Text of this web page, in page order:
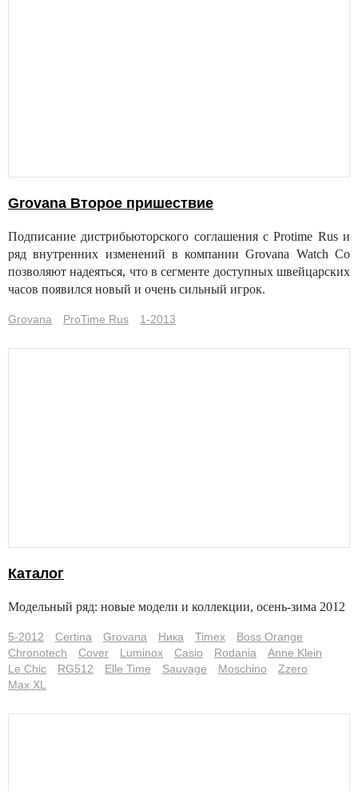
Grovana Второе пришествие
Подписание дистрибьюторского соглашения с Protime Rus и
ряд внутренних изменений в компании Grovana Watch Co
позволяют надеяться, что в сегменте доступных швейцарских
часов появился новый и очень сильный игрок.
Grovana ProTime Rus 1-2013
Каталог
Модельный ряд: новые модели и коллекции, осень-зима 2012
5-2012 Certina Grovana Ника Timex
Boss Orange
Chronotech
Cover Luminox Casio Rodania
Anne Klein
Le Chic
RG512 Elle Time Sauvage Moschino
Zzero
Max XL